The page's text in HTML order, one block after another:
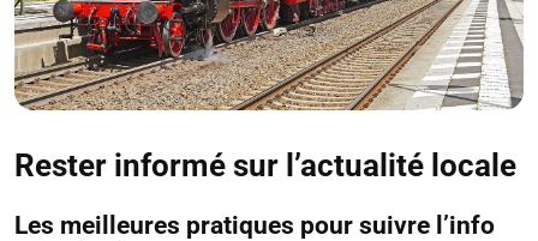
Rester informé sur l’actualité locale
Les meilleures pratiques pour suivre l’info